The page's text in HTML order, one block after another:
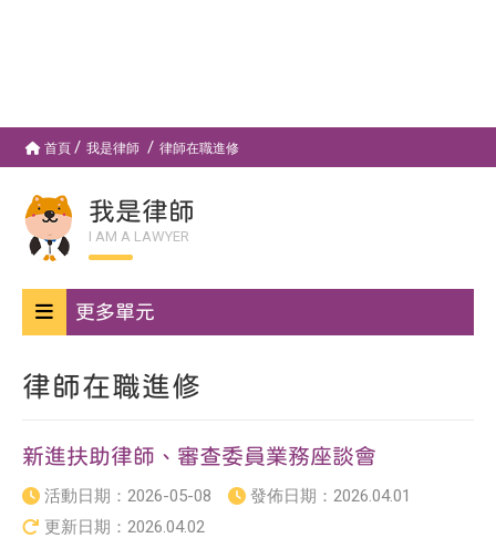
首頁 我是律師 律師在職進修
我是律師
I AM A LAWYER
更多單元
律師在職進修
新進扶助律師、審查委員業務座談會
活動日期： 2026-05-08 發佈日期： 2026.04.01
更新日期： 2026.04.02